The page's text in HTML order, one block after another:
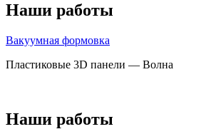
Наши работы
Вакуумная формовка
Пластиковые 3D панели — Волна
Наши работы